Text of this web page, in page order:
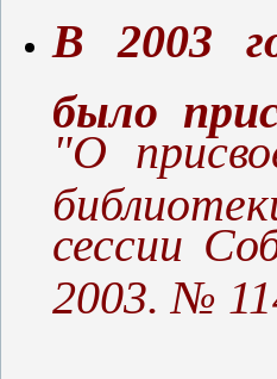
В 2003
было
"О
сессии
2003. №